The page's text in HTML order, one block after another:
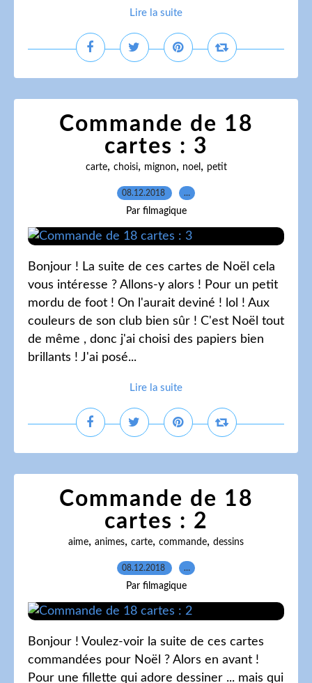
Lire la suite
Commande de 18
cartes : 3
carte, choisi, mignon, noel, petit
08.12.2018 …
Par filmagique
Bonjour ! La suite de ces cartes de Noël cela
vous intéresse ? Allons-y alors ! Pour un petit
mordu de foot ! On l'aurait deviné ! lol ! Aux
couleurs de son club bien sûr ! C'est Noël tout
de même , donc j'ai choisi des papiers bien
brillants ! J'ai posé...
Lire la suite
Commande de 18
cartes : 2
aime, animes, carte, commande, dessins
08.12.2018 …
Par filmagique
Bonjour ! Voulez-voir la suite de ces cartes
commandées pour Noël ? Alors en avant !
Pour une fillette qui adore dessiner ... mais qui